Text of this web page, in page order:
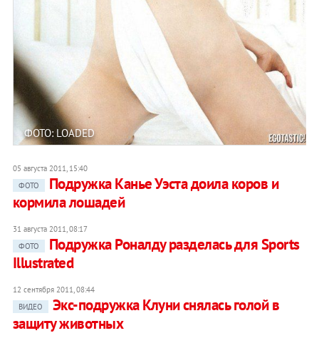
ФОТО: LOADED
05 августа 2011, 15:40
ФОТО
Подружка Канье Уэста доила коров и
кормила лошадей
31 августа 2011, 08:17
ФОТО
Подружка Роналду разделась для Sports
Illustrated
12 сентября 2011, 08:44
ВИДЕО
Экс-подружка Клуни снялась голой в
защиту животных